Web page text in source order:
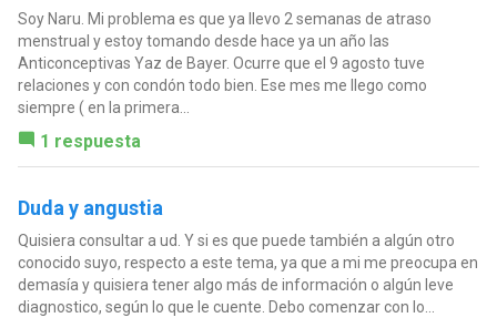
Soy Naru. Mi problema es que ya llevo 2 semanas de atraso
menstrual y estoy tomando desde hace ya un año las
Anticonceptivas Yaz de Bayer. Ocurre que el 9 agosto tuve
relaciones y con condón todo bien. Ese mes me llego como
siempre ( en la primera...
1 respuesta
Duda y angustia
Quisiera consultar a ud. Y si es que puede también a algún otro
conocido suyo, respecto a este tema, ya que a mi me preocupa en
demasía y quisiera tener algo más de información o algún leve
diagnostico, según lo que le cuente. Debo comenzar con lo...